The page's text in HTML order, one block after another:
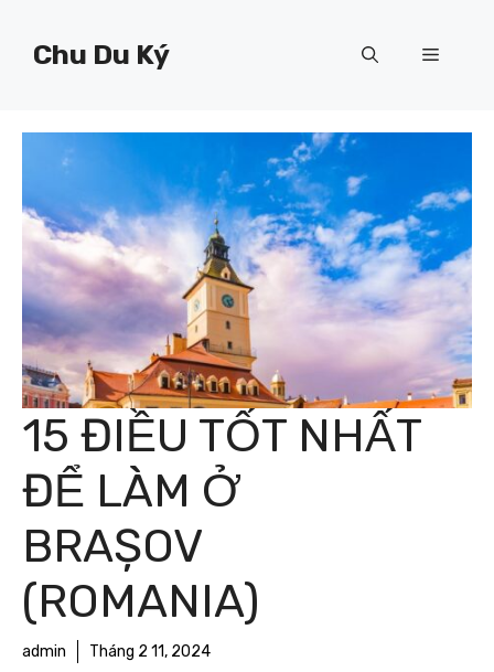
Chu Du Ký Menu
15 ĐIỀU TỐT NHẤT
ĐỂ LÀM Ở
BRAȘOV
(ROMANIA)
admin Tháng 2 11, 2024